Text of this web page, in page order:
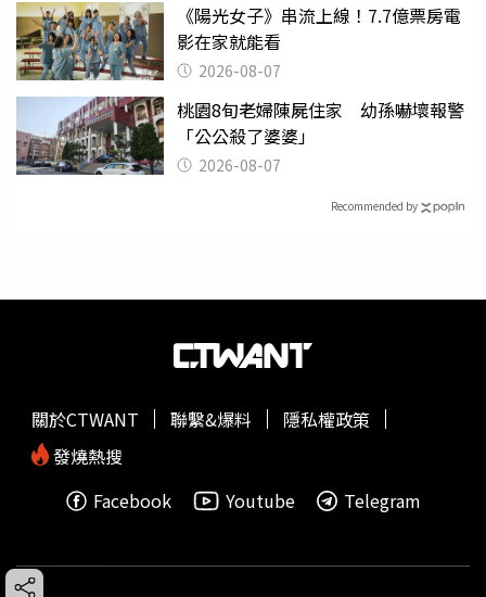
《陽光女子》串流上線！7.7億票房電
影在家就能看
2026-08-07
桃園8旬老婦陳屍住家 幼孫嚇壞報警
「公公殺了婆婆」
2026-08-07
Recommended by
關於CTWANT 聯繫&爆料
隱私權政策
發燒熱搜
Facebook
Youtube Telegram